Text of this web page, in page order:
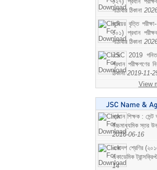
পাঠাবার ঠিকানা
জুনিয়র বৃত্তি
১০১) প্রধান
পাঠাবার ঠিকানা
JSC 2019
প্রধান পরীক্ষগণের
ঠিকানা2019-11-
View
প্রধান শিক্ষক :
উচ্চমাধ্যমিক স্তর
2016-06-16
একাদশ শ্রেণির
একাডেমিক
14